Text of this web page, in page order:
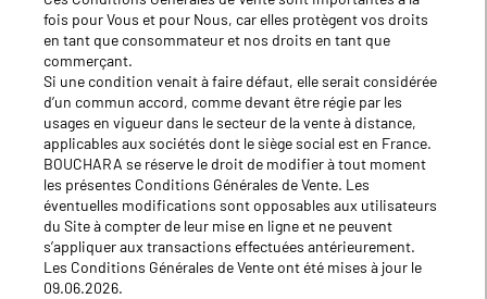
fois pour Vous et pour Nous, car elles protègent vos droits
en tant que consommateur et nos droits en tant que
commerçant.
Si une condition venait à faire défaut, elle serait considérée
d’un commun accord, comme devant être régie par les
usages en vigueur dans le secteur de la vente à distance,
applicables aux sociétés dont le siège social est en France.
BOUCHARA se réserve le droit de modifier à tout moment
les présentes Conditions Générales de Vente. Les
éventuelles modifications sont opposables aux utilisateurs
du Site à compter de leur mise en ligne et ne peuvent
s’appliquer aux transactions effectuées antérieurement.
Les Conditions Générales de Vente ont été mises à jour le
09.06.2026.